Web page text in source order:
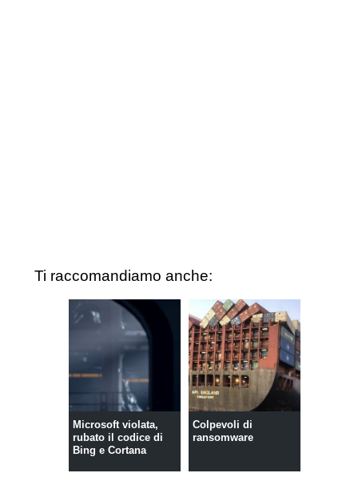
Ti raccomandiamo anche:
Microsoft violata,
rubato il codice di
Bing e Cortana
Colpevoli di
ransomware